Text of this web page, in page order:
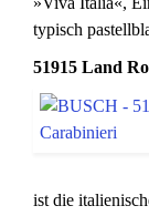
typisch
51915 Land
ist die